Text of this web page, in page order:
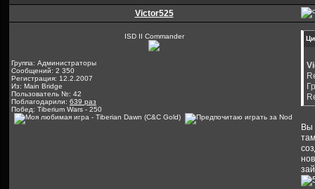
Victor525
ISD II Commander
Группа: Администраторы
Сообщений: 2 350
Регистрация: 12.2.2007
Из: Main Bridge
Пользователь №: 42
Поблагодарили: 639 раз
Побед: Tiberium Wars - 250
Вы